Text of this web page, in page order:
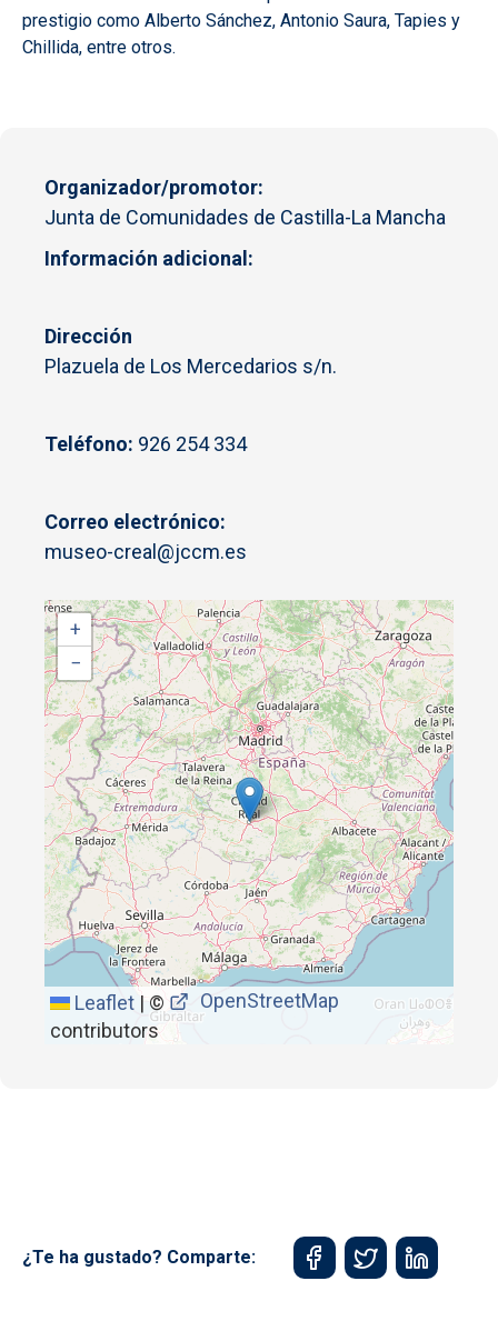
prestigio como Alberto Sánchez, Antonio Saura, Tapies y
Chillida, entre otros.
Organizador/promotor
Junta de Comunidades de Castilla-La Mancha
Información adicional
Dirección
Plazuela de Los Mercedarios s/n.
Teléfono: 926 254 334
Correo electrónico:
museo-creal@jccm.es
+
−
Leaflet | ©
OpenStreetMap
contributors
¿Te ha gustado? Comparte: